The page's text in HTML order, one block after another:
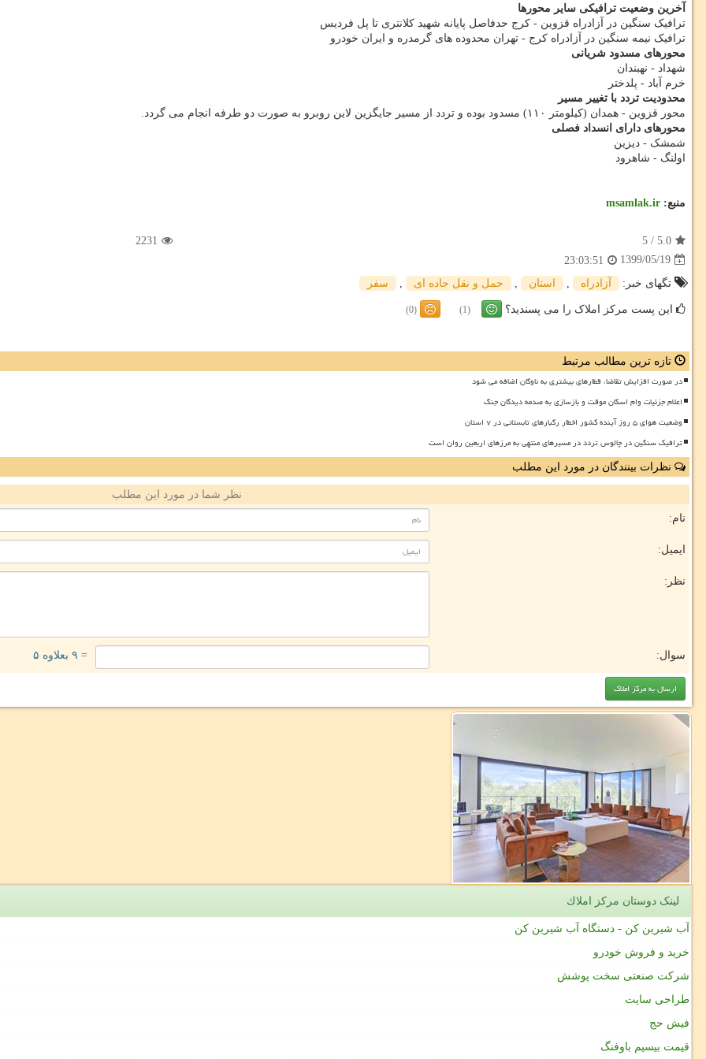
آخرین وضعیت ترافیکی سایر محورها
ترافیک سنگین در آزادراه قزوین - کرج حدفاصل پایانه شهید کلانتری تا پل فردیس
ترافیک نیمه سنگین در آزادراه کرج - تهران محدوده های گرمدره و ایران خودرو
محورهای مسدود شریانی
شهداد - نهبندان
خرم آباد - پلدختر
محدودیت تردد با تغییر مسیر
محور قزوین - همدان (کیلومتر ۱۱۰) مسدود بوده و تردد از مسیر جایگزین لاین روبرو به صورت دو طرفه انجام می گردد.
محورهای دارای انسداد فصلی
شمشک - دیزین
اولنگ - شاهرود
منبع: msamlak.ir
5.0
/
5
2231
1399/05/19
23:03:51
تگهای خبر:
آزادراه , استان , حمل و نقل جاده ای , سفر
این پست مرکز املاک را می پسندید؟ (1)
(0)
تازه ترین مطالب مرتبط
در صورت افزایش تقاضا، قطارهای بیشتری به ناوگان اضافه می شود
اعلام جزئیات وام اسکان موقت و بازسازی به صدمه دیدگان جنگ
وضعیت هوای ۵ روز آینده کشور اخطار رگبارهای تابستانی در ۷ استان
ترافیک سنگین در چالوس تردد در مسیرهای منتهی به مرزهای اربعین روان است
نظرات بینندگان در مورد این مطلب
نظر شما در مورد این مطلب
نام:
ایمیل:
نظر:
سوال: = ۹ بعلاوه ۵
لینک دوستان مركز املاك
آب شیرین کن - دستگاه آب شیرین کن
خرید و فروش خودرو
شرکت صنعتی سخت پوشش
طراحی سایت
فیش حج
قیمت بیسیم باوفنگ